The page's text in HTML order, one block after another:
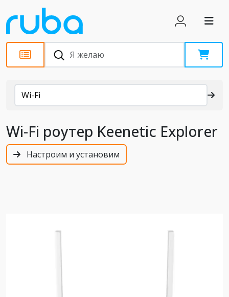
Каталог
Wi-Fi
Wi-Fi роутер Keenetic Explorer
Настроим и установим